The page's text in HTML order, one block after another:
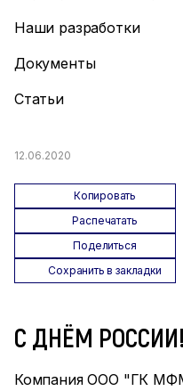
Наши разработки
Документы
Статьи
12.06.2020
Копировать
Распечатать
Поделиться
Сохранить в закладки
С ДНЁМ РОССИИ!
Компания ООО "ГК